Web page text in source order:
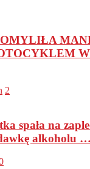
2
spała na
alkoholu …